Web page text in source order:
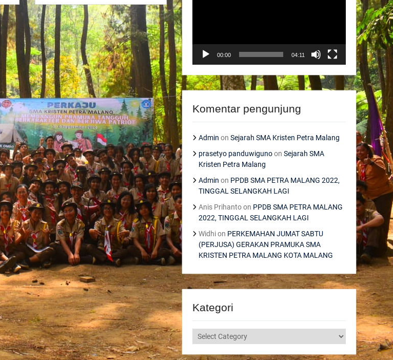
00:00 04:11
Komentar pengunjung
Admin on Sejarah SMA Kristen Petra Malang
prasetyo panduwigunoon Sejarah SMA
Kristen Petra Malang
Admin on PPDB SMA PETRA MALANG 2022,
TINGGAL SELANGKAH LAGI
Anis Prihantoon PPDB SMA PETRA MALANG
2022, TINGGAL SELANGKAH LAGI
Widhion PERKEMAHAN JUMAT SABTU
(PERJUSA) GERAKAN PRAMUKA SMA
KRISTEN PETRA MALANG KOTA MALANG
Kategori
Kategori